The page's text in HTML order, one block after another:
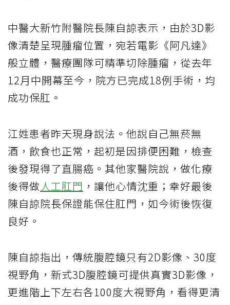
中醫大新竹附醫院長陳自諒表示，由於3D影
像清楚呈現腫瘤位置，宛若電影《阿凡達》
般立體，醫療團隊可精準切除腫瘤，從去年
12月中開幕至今，院方已完成18例手術，均
成功保肛。
江姓患者昨天現身說法。他說自己無菸無
酒，飲食也正常，起初是因排便困難，檢查
後發現得了直腸癌。其他家醫院說，做化療
後得做人工肛門 ，讓他心情沈重；幸好最後
陳自諒院長保證能保住肛門，如今術後恢復
良好。
陳自諒指出，傳統腹腔鏡只有2D影像、30度
視野角，新式3D腹腔鏡可提供真實3D影像，
更進階上下左右各100度大視野角，看得更清